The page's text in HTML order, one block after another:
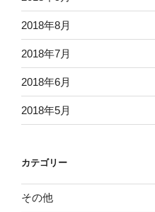
2018年8月
2018年7月
2018年6月
2018年5月
カテゴリー
その他